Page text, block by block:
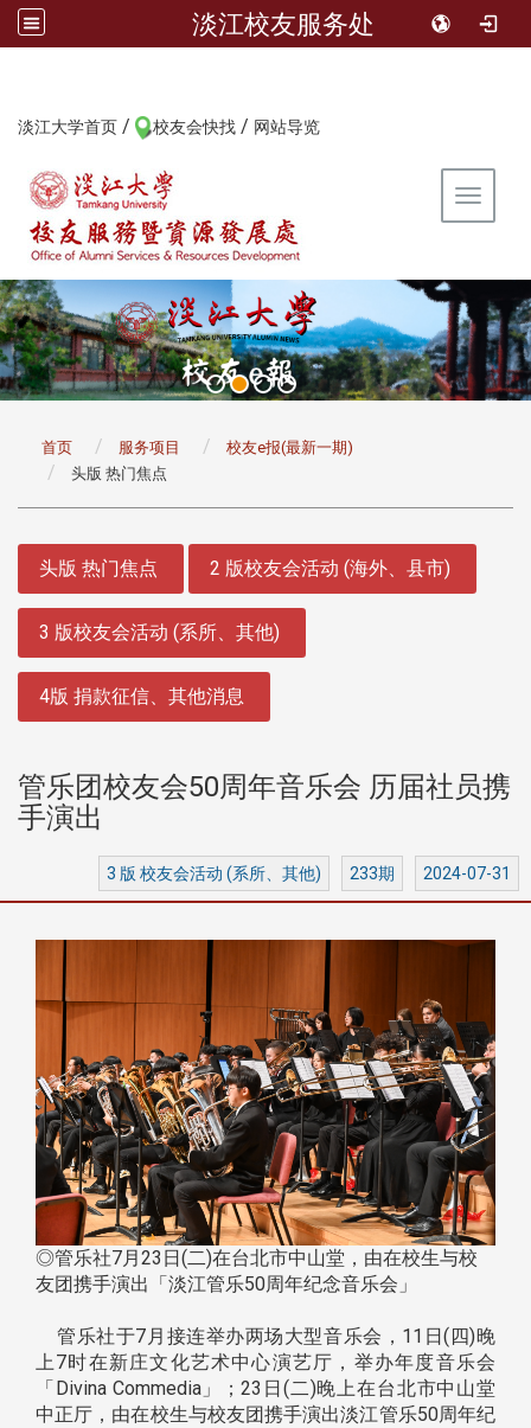
淡江校友服务处
淡江大学首页 / 校友会快找 / 网站导览
Toggle
首页 服务项目
校友e报(最新一期)
头版 热门焦点
头版 热门焦点 2 版校友会活动 (海外、县市)
3 版校友会活动 (系所、其他)
4版 捐款征信、其他消息
管乐团校友会50周年音乐会 历届社员携
手演出
3 版 校友会活动 (系所、其他) 233期 2024-07-31
◎管乐社7月23日(二)在台北市中山堂，由在校生与校
友团携手演出「淡江管乐50周年纪念音乐会」
管乐社于7月接连举办两场大型音乐会，11日(四)晚
上7时在新庄文化艺术中心演艺厅，举办年度音乐会
「Divina Commedia」；23日(二)晚上在台北市中山堂
中正厅，由在校生与校友团携手演出淡江管乐50周年纪